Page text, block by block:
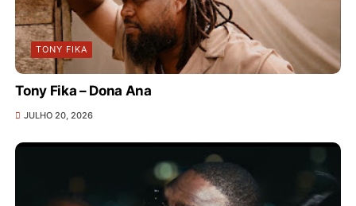
TONY FIKA
Tony Fika – Dona Ana
JULHO 20, 2026